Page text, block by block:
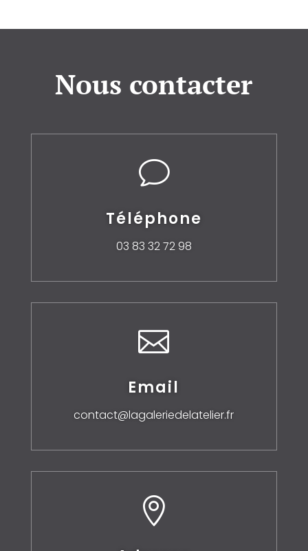
Nous contacter
v
Téléphone
03 83 32 72 98

Email
contact@lagaleriedelatelier.fr
